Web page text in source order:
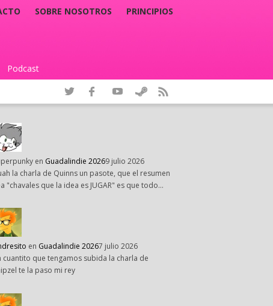
SOBRE NOSOTROS PRINCIPIOS
Podcast
en Guadalindie 20269 julio 2026
la charla de Quinns un pasote, que el resumen
"chavales que la idea es JUGAR" es que todo…
en Guadalindie 20267 julio 2026
cuantito que tengamos subida la charla de
te la paso mi rey